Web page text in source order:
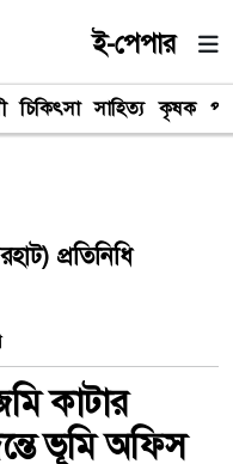
ই-পেপার
চিকিৎসা সাহিত্য কৃষক
প্রতিনিধি
কাটার
ভূমি অফিস